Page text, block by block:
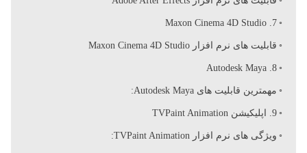
ش
ن
7. Maxon Cinema 4D Studio
قابلیت های نرم افزار Maxon Cinema 4D Studio
8. Autodesk Maya
مهمترین قابلیت های Autodesk Maya:
9. اپلیکیشن TVPaint Animation
ویژگی های نرم افزار TVPaint Animation: